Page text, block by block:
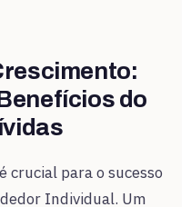
do
crucial para o sucesso
Individual. Um